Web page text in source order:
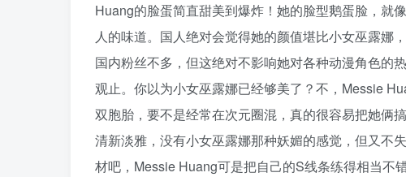
Huang的脸蛋简直甜美到爆炸！她的脸型鹅蛋脸，就
人的味道。国人绝对会觉得她的颜值堪比小女巫露娜
国内粉丝不多，但这绝对不影响她对各种动漫角色的
观止。你以为小女巫露娜已经够美了？不，Messie
双胞胎，要不是经常在次元圈混，真的很容易把她俩
清新淡雅，没有小女巫露娜那种妖媚的感觉，但又不
材吧，Messie Huang可是把自己的S线条练得相当不